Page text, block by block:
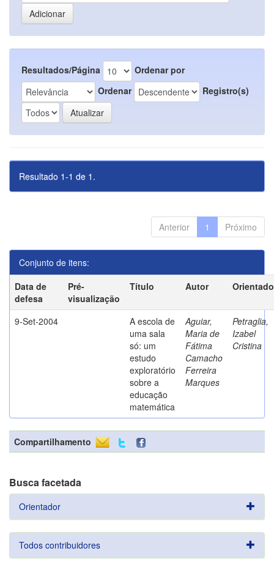
Resultados/Página
Ordenar por
Ordenar
Registro(s)
Resultado 1-1 de 1.
Anterior 1 Próximo
Conjunto de itens:
Data de
defesa
Pré-
visualização
Título Autor
9-Set-2004
A escola de
uma sala
só: um
estudo
exploratório
sobre a
educação
matemática
Aguiar,
Maria de
Fátima
Camacho
Ferreira
Marques
Petraglia,
Izabel
Cristina
Compartilhamento
Busca facetada
Orientador
Todos contribuidores